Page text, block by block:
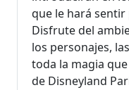
que le hará
Disfrute del
los personajes,
toda la magia
de Disneyland